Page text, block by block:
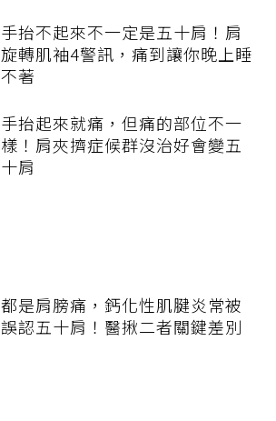
手抬不起來不一定是五十肩！肩
旋轉肌袖4警訊，痛到讓你晚上睡
不著
手抬起來就痛，但痛的部位不一
樣！肩夾擠症候群沒治好會變五
十肩
都是肩膀痛，鈣化性肌腱炎常被
誤認五十肩！醫揪二者關鍵差別